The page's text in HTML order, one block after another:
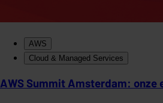
AWS
Cloud & Managed Services
AWS Summit Amsterdam: onze